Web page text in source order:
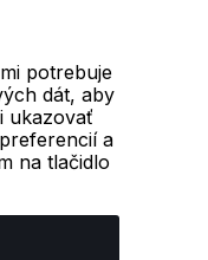
|Spracovanie
potrebuje
dát, aby
ukazovať
a
na tlačidlo